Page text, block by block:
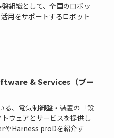
組織として、全国のロボッ
用をサポートするロボット
& Services（ブー
る、電気制御盤・装置の「設
ウェアとサービスを提供し
やHarness proDを紹介す